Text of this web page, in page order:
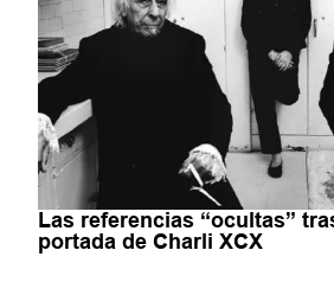
Las referencias “ocultas”
portada de Charli XCX